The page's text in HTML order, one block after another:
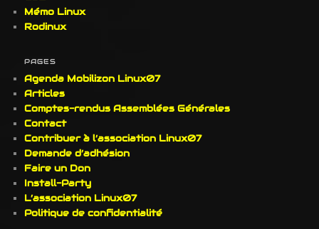
Mémo Linux
Rodinux
PAGES
Agenda Mobilizon Linux07
Articles
Comptes-rendus Assemblées Générales
Contact
Contribuer à l’association Linux07
Demande d’adhésion
Faire un Don
Install-Party
L’association Linux07
Politique de confidentialité